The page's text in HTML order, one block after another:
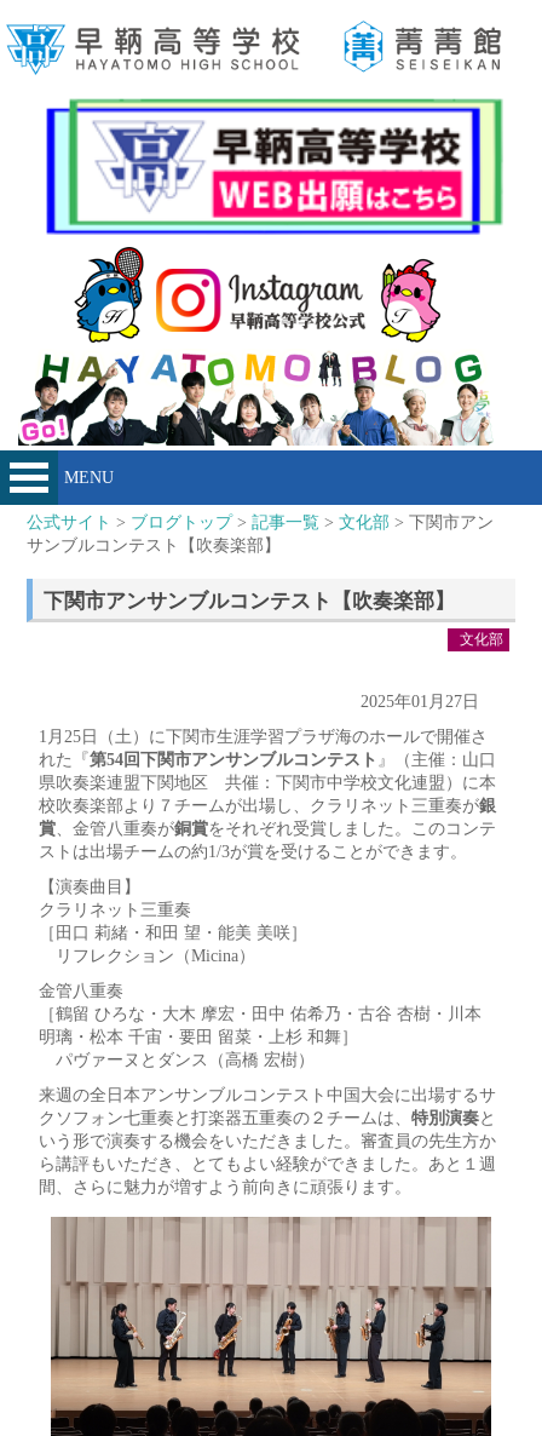
MENU
公式サイト > ブログトップ>記事一覧 >文化部 > 下関市アン
サンブルコンテスト【吹奏楽部】
下関市アンサンブルコンテスト【吹奏楽部】
文化部
2025年01月27日
1月25日（土）に下関市生涯学習プラザ海のホールで開催さ
れた『第54回下関市アンサンブルコンテスト 』（主催：山口
県吹奏楽連盟下関地区 共催：下関市中学校文化連盟）に本
校吹奏楽部より７チームが出場し、クラリネット三重奏が銀
賞、金管八重奏が銅賞をそれぞれ受賞しました。このコンテ
ストは出場チームの約1/3が賞を受けることができます。
【演奏曲目】
クラリネット三重奏
［田口 莉緒・和田 望・能美 美咲］
リフレクション（Micina）
金管八重奏
［鶴留 ひろな・大木 摩宏・田中 佑希乃・古谷 杏樹・川本
明璃・松本 千宙・要田 留菜・上杉 和舞］
パヴァーヌとダンス（高橋 宏樹）
来週の全日本アンサンブルコンテスト中国大会に出場するサ
クソフォン七重奏と打楽器五重奏の２チームは、特別演奏と
いう形で演奏する機会をいただきました。審査員の先生方か
ら講評もいただき、とてもよい経験ができました。あと１週
間、さらに魅力が増すよう前向きに頑張ります。